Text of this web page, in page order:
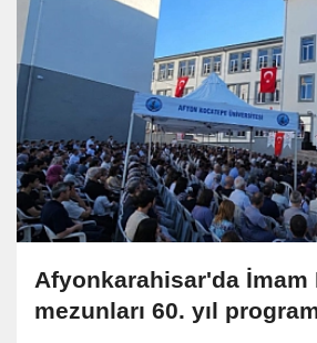
Afyonkarahisar'da İmam
mezunları 60. yıl